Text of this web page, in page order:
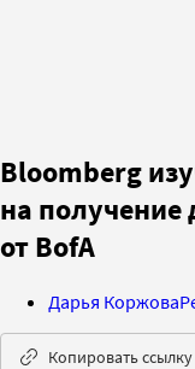
Bloomberg
на получение
от BofA
Дарья Коржова
Копировать ссылку